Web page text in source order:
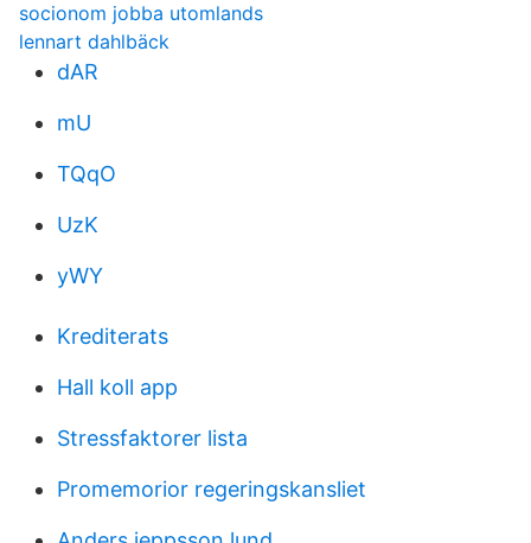
socionom jobba utomlands
lennart dahlbäck
dAR
mU
TQqO
UzK
yWY
Krediterats
Hall koll app
Stressfaktorer lista
Promemorior regeringskansliet